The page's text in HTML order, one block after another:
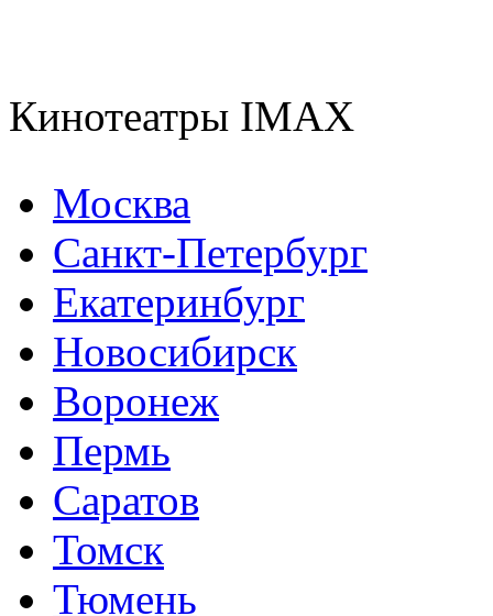
Кинотеатры IMAX
Москва
Санкт-Петербург
Екатеринбург
Новосибирск
Воронеж
Пермь
Саратов
Томск
Тюмень